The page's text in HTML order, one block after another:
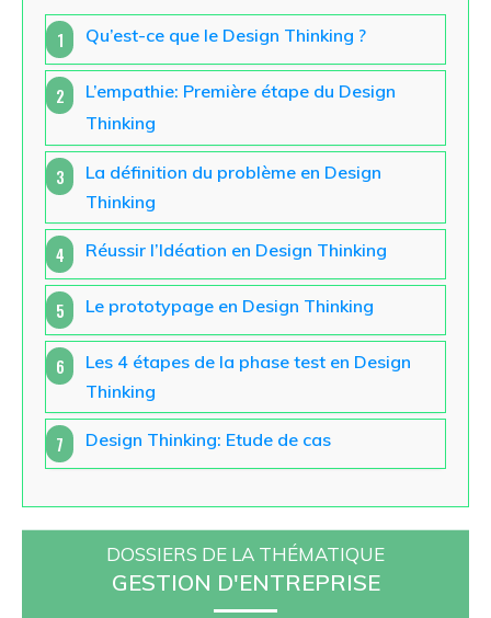
1 Qu’est-ce que le Design Thinking ?
2
L’empathie: Première étape du Design
Thinking
3
La définition du problème en Design
Thinking
4 Réussir l’Idéation en Design Thinking
5 Le prototypage en Design Thinking
6
Les 4 étapes de la phase test en Design
Thinking
7 Design Thinking: Etude de cas
DOSSIERS DE LA THÉMATIQUE
GESTION D'ENTREPRISE